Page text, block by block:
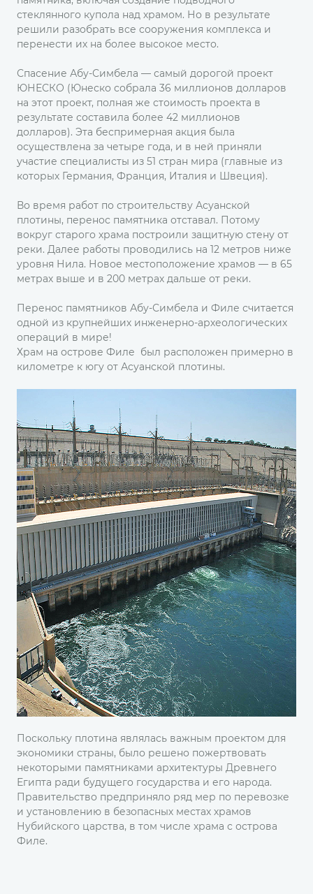
стеклянного купола над храмом. Но в результате
решили разобрать все сооружения комплекса и
перенести их на более высокое место.
Спасение Абу-Симбела — самый дорогой проект
ЮНЕСКО (Юнеско собрала 36 миллионов долларов
на этот проект, полная же стоимость проекта в
результате составила более 42 миллионов
долларов). Эта беспримерная акция была
осуществлена за четыре года, и в ней приняли
участие специалисты из 51 стран мира (главные из
которых Германия, Франция, Италия и Швеция).
Во время работ по строительству Асуанской
плотины, перенос памятника отставал. Потому
вокруг старого храма построили защитную стену от
реки. Далее работы проводились на 12 метров ниже
уровня Нила. Новое местоположение храмов — в 65
метрах выше и в 200 метрах дальше от реки.
Перенос памятников Абу-Симбела и Филе считается
одной из крупнейших инженерно-археологических
операций в мире!
Храм на острове Филе был расположен примерно в
километре к югу от Асуанской плотины.
Поскольку плотина являлась важным проектом для
экономики страны, было решено пожертвовать
некоторыми памятниками архитектуры Древнего
Египта ради будущего государства и его народа.
Правительство предприняло ряд мер по перевозке
и установлению в безопасных местах храмов
Нубийского царства, в том числе храма с острова
Филе.